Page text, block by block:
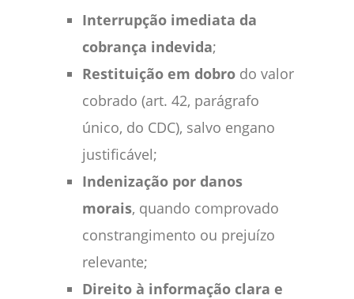
Interrupção imediata da
cobrança indevida;
Restituição em dobro do valor
cobrado (art. 42, parágrafo
único, do CDC), salvo engano
justificável;
Indenização por danos
morais, quando comprovado
constrangimento ou prejuízo
relevante;
Direito à informação clara e